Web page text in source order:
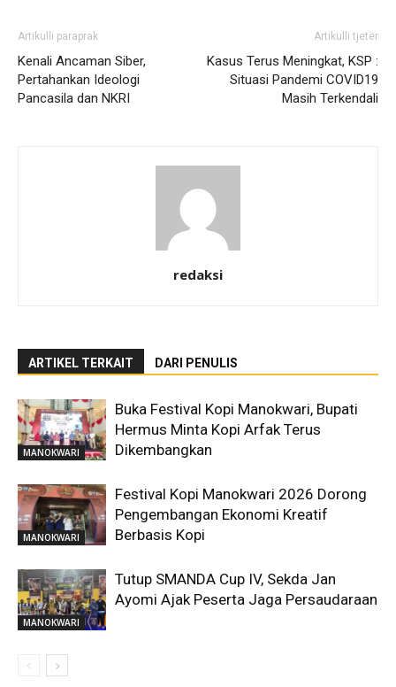
Artikulli paraprak
Kenali Ancaman Siber,
Pertahankan Ideologi
Pancasila dan NKRI
Artikulli tjetër
Kasus Terus Meningkat, KSP :
Situasi Pandemi COVID19
Masih Terkendali
redaksi
ARTIKEL TERKAIT DARI PENULIS
MANOKWARI
Buka Festival Kopi Manokwari, Bupati
Hermus Minta Kopi Arfak Terus
Dikembangkan
MANOKWARI
Festival Kopi Manokwari 2026 Dorong
Pengembangan Ekonomi Kreatif
Berbasis Kopi
MANOKWARI
Tutup SMANDA Cup IV, Sekda Jan
Ayomi Ajak Peserta Jaga Persaudaraan